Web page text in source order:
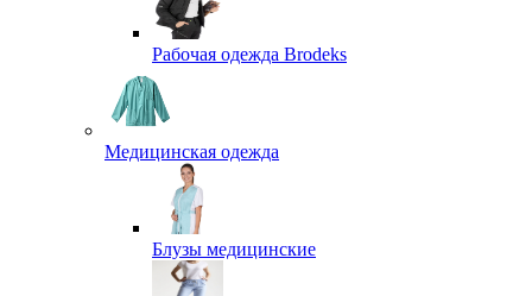
Рабочая одежда Brodeks
Медицинская одежда
Блузы медицинские